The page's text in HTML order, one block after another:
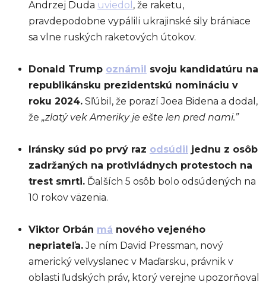
Andrzej Duda uviedol , že raketu,
pravdepodobne vypálili ukrajinské sily brániace
sa vlne ruských raketových útokov.
Donald Trump oznámil
svoju kandidatúru na
republikánsku prezidentskú nomináciu v
roku 2024. Sľúbil, že porazí Joea Bidena a dodal,
že „zlatý vek Ameriky je ešte len pred nami.”
Iránsky súd po prvý raz odsúdil
jednu z osôb
zadržaných na protivládnych protestoch na
trest smrti. Ďalších 5 osôb bolo odsúdených na
10 rokov väzenia.
Viktor Orbán má nového vejeného
nepriateľa.Je ním David Pressman, nový
americký veľvyslanec v Maďarsku, právnik v
oblasti ľudských práv, ktorý verejne upozorňoval